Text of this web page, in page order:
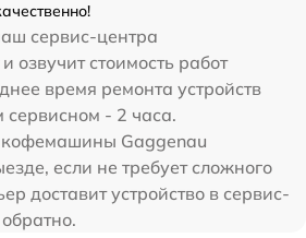
сервис-центра
озвучит стоимость работ
время ремонта устройств
- 2 часа.
Gaggenau
если не требует сложного
доставит устройство в сервис-